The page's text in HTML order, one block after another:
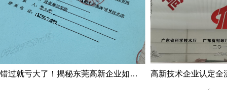
错过就亏大了！揭秘东莞高新企业如何轻松拿下省级技术改造项目300万补贴